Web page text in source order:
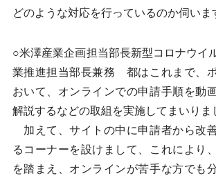
どのような対応を行っているのか伺いま
○米澤産業企画担当部長新型コロナウイ
業推進担当部長兼務 都はこれまで、
おいて、オンラインでの申請手順を動
解説するなどの取組を実施してまいりま
加えて、サイトの中に申請者から改
るコーナーを設けまして、これにより
を踏まえ、オンラインが苦手な方でも